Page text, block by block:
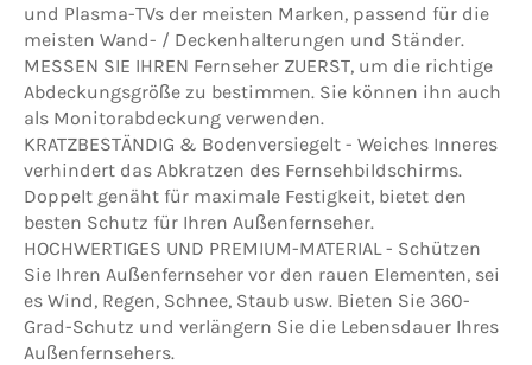
und Plasma-TVs der meisten Marken, passend für die
meisten Wand- / Deckenhalterungen und Ständer.
MESSEN SIE IHREN Fernseher ZUERST, um die richtige
Abdeckungsgröße zu bestimmen. Sie können ihn auch
als Monitorabdeckung verwenden.
KRATZBESTÄNDIG & Bodenversiegelt - Weiches Inneres
verhindert das Abkratzen des Fernsehbildschirms.
Doppelt genäht für maximale Festigkeit, bietet den
besten Schutz für Ihren Außenfernseher.
HOCHWERTIGES UND PREMIUM-MATERIAL - Schützen
Sie Ihren Außenfernseher vor den rauen Elementen, sei
es Wind, Regen, Schnee, Staub usw. Bieten Sie 360-
Grad-Schutz und verlängern Sie die Lebensdauer Ihres
Außenfernsehers.